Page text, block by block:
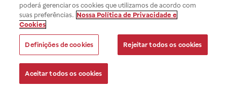
poderá gerenciar os cookies que utilizamos de acordo com
suas preferências. Nossa Política de Privacidade e
Cookies
Definições de cookies Rejeitar todos os cookies
Aceitar todos os cookies